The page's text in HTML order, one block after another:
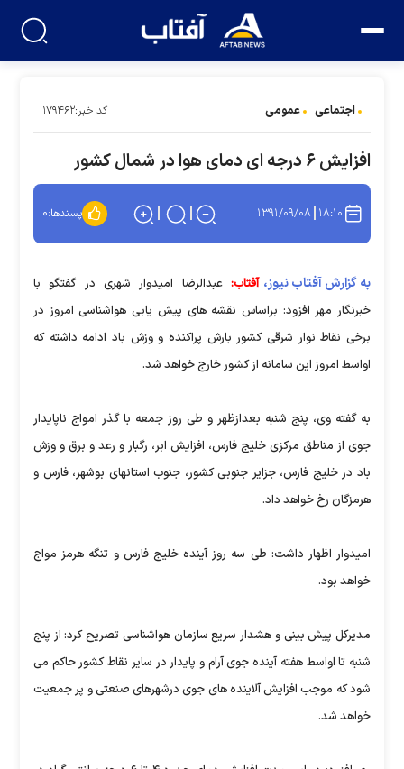
اجتماعی عمومی کد خبر:۱۷۹۴۶۲
افزایش ۶ درجه ای دمای هوا در شمال کشور
۱۸:۱۰ ۱۳۹۱/۰۹/۰۸ پسندها:۰
به گزارش آفتاب نیوز، آفتاب: عبدالرضا امیدوار شهری در گفتگو با
خبرنگار مهر افزود: براساس نقشه های پیش یابی هواشناسی امروز در
برخی نقاط نوار شرقی کشور بارش پراکنده و وزش باد ادامه داشته که
اواسط امروز این سامانه از کشور خارج خواهد شد.
به گفته وی، پنج شنبه بعدازظهر و طی روز جمعه با گذر امواج ناپایدار
جوی از مناطق مرکزی خلیج فارس، افزایش ابر، رگبار و رعد و برق و وزش
باد در خلیج فارس، جزایر جنوبی کشور، جنوب استانهای بوشهر، فارس و
هرمزگان رخ خواهد داد.
امیدوار اظهار داشت: طی سه روز آینده خلیج فارس و تنگه هرمز مواج
خواهد بود.
مدیرکل پیش بینی و هشدار سریع سازمان هواشناسی تصریح کرد: از پنج
شنبه تا اواسط هفته آینده جوی آرام و پایدار در سایر نقاط کشور حاکم می
شود که موجب افزایش آلاینده های جوی درشهرهای صنعتی و پر جمعیت
خواهد شد.